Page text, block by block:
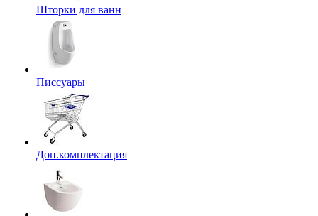
Шторки для ванн
Писсуары
Доп.комплектация